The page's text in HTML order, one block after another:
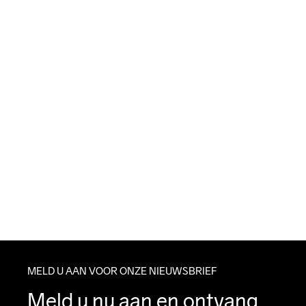
MELD U AAN VOOR ONZE NIEUWSBRIEF
Meld u nu aan en ontvang